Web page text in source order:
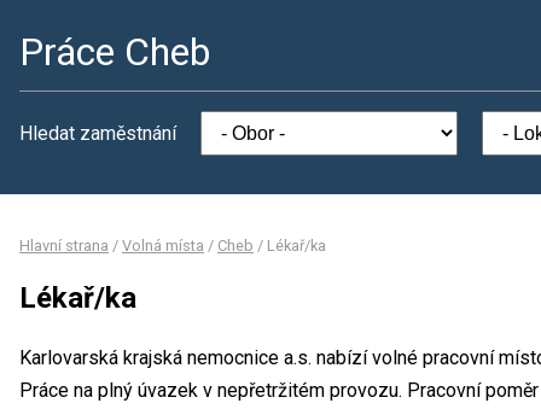
Práce Cheb
Hledat zaměstnání
Hlavní strana / Volná místa / Cheb / Lékař/ka
Lékař/ka
Karlovarská krajská nemocnice a.s. nabízí volné pracovní
Práce na plný úvazek v nepřetržitém provozu. Pracovní